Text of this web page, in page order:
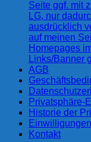
Seite ggf. mit
LG, nur
ausdrücklich
auf meinen
Homepages
Links/Banner
AGB
Privatsphäre-
Historie der
Kontakt